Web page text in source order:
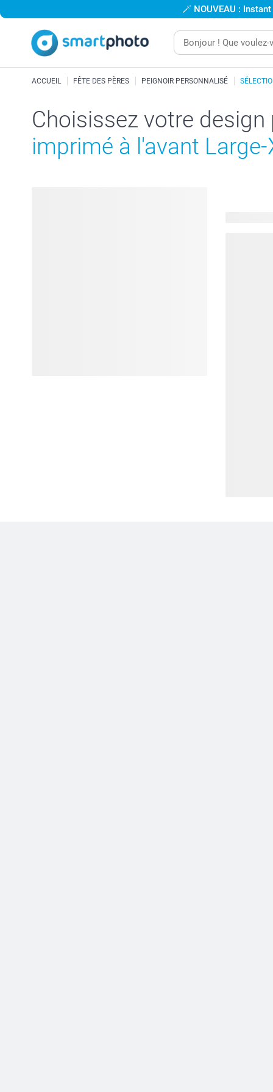
🪄 NOUVEAU :
ACCUEIL FÊTE DES PÈRES PEIGNOIR PERSONNALISÉ
Choisissez votre
imprimé à l'avant